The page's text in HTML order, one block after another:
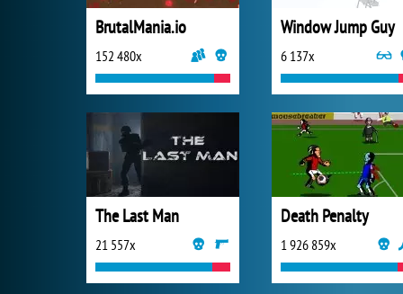
BrutalMania.io
152 480x
Window Jump Guy
6 137x
The Last Man
21 557x
Death Penalty
1 926 859x